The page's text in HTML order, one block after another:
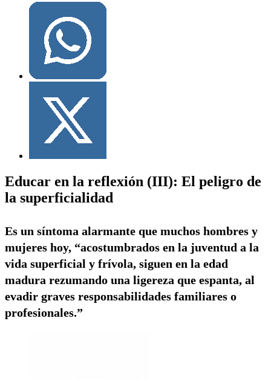
Educar en la reflexión (III): El peligro de
la superficialidad
Es un síntoma alarmante que muchos hombres y
mujeres hoy, “acostumbrados en la juventud a la
vida superficial y frívola, siguen en la edad
madura rezumando una ligereza que espanta, al
evadir graves responsabilidades familiares o
profesionales.”